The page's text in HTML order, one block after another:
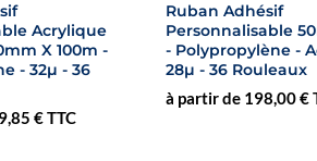
Acrylique
X 100m -
- 32µ - 36
€ TTC
Ruban Adhésif
Personnalisable
- Polypropylène -
28µ - 36 Rouleaux
à partir de 198,00 €